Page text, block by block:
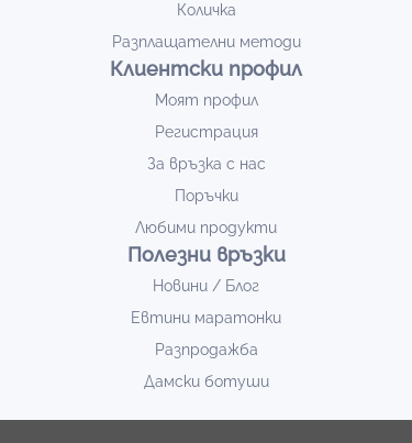
Количка
Разплащателни методи
Клиентски профил
Моят профил
Регистрация
За връзка с нас
Поръчки
Любими продукти
Полезни връзки
Новини / Блог
Евтини маратонки
Разпродажба
Дамски ботуши